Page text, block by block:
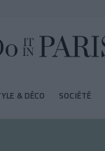
& DÉCO SOCIÉTÉ